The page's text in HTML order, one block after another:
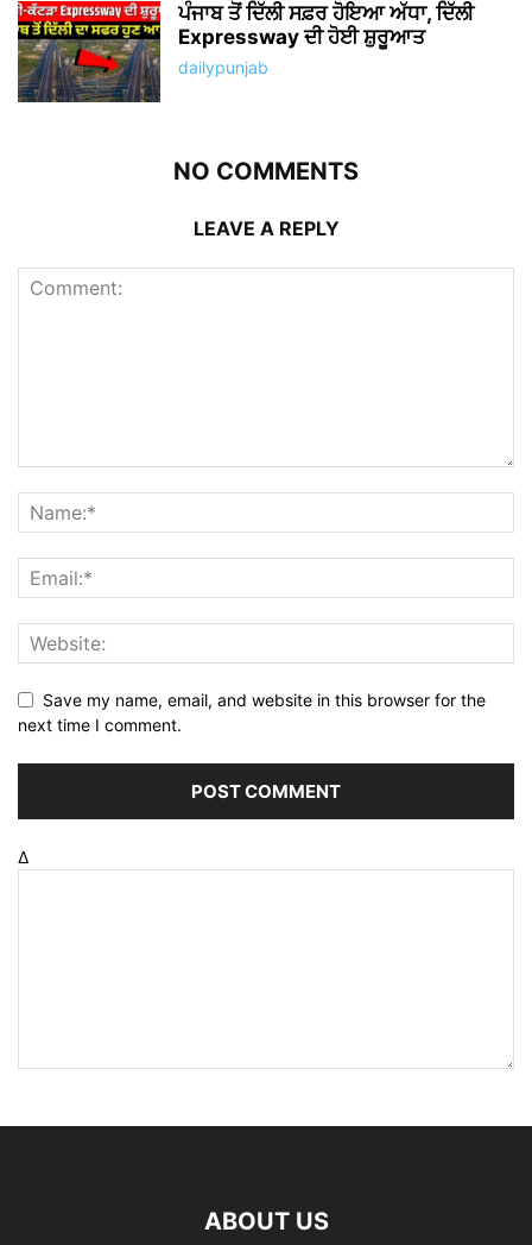
ਪੰਜਾਬ ਤੋਂ ਦਿੱਲੀ ਸਫ਼ਰ ਹੋਇਆ ਅੱਧਾ, ਦਿੱਲੀ
Expressway ਦੀ ਹੋਈ ਸ਼ੁਰੂਆਤ
dailypunjab
NO COMMENTS
LEAVE A REPLY
Save my name, email, and website in this browser for the
next time I comment.
Δ
ABOUT US